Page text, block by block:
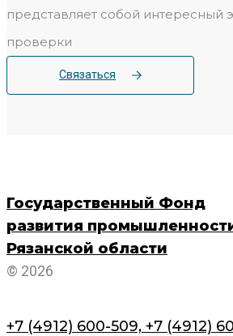
представляет собой интересный
проверки
Связаться
Государственный Фонд
развития
Рязанской области
© 2026
+7 (4912) 600-509, +7 (4912)